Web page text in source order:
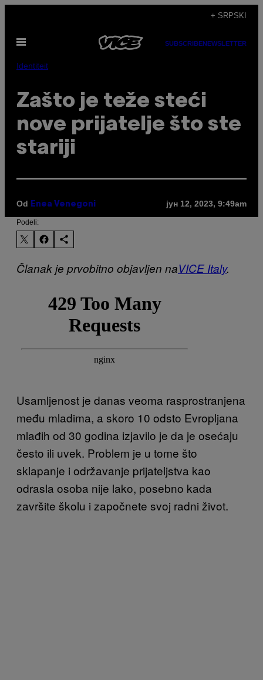
садржај
+ SRPSKI
Otvori
SUBSCRIBENEWSLETTER
Identiteit
Zašto je teže steći
nove prijatelje što ste
stariji
Od Enea Venegoni јун 12, 2023, 9:49am
Podeli:
Članak je prvobitno objavljen naVICE Italy.
Usamljenost je danas veoma rasprostranjena
među mladima, a skoro 10 odsto Evropljana
mlađih od 30 godina izjavilo je da je osećaju
često ili uvek. Problem je u tome što
sklapanje i održavanje prijateljstva kao
odrasla osoba nije lako, posebno kada
završite školu i započnete svoj radni život.